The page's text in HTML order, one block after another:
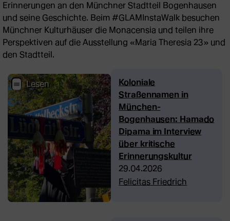
Erinnerungen an den Münchner Stadtteil Bogenhausen
und seine Geschichte. Beim #GLAMInstaWalk besuchen
Münchner Kulturhäuser die Monacensia und teilen ihre
Perspektiven auf die Ausstellung «Maria Theresia 23» und
den Stadtteil.
Koloniale
Straßennamen in
München-
Bogenhausen: Hamado
Dipama im Interview
über kritische
Erinnerungskultur
29.04.2026
Felicitas Friedrich